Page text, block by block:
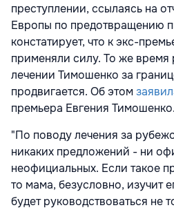
преступлении, ссылаясь на
Европы по предотвращению
констатирует, что к экс-
применяли силу. То же
лечении Тимошенко за
продвигается. Об этом
премьера Евгения Тимошенко.
"По поводу лечения за
никаких предложений - ни
неофициальных. Если такое
то мама, безусловно, изучит
будет руководствоваться не